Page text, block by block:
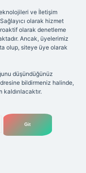
ve İletişim
olarak hizmet
olarak denetleme
Ancak, üyelerimiz
olup, siteye üye olarak
düşündüğünüz
bildirmeniz halinde,